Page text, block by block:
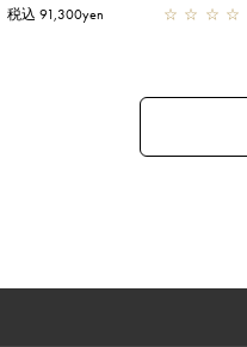
税込 91,300yen ☆ ☆ ☆ ☆